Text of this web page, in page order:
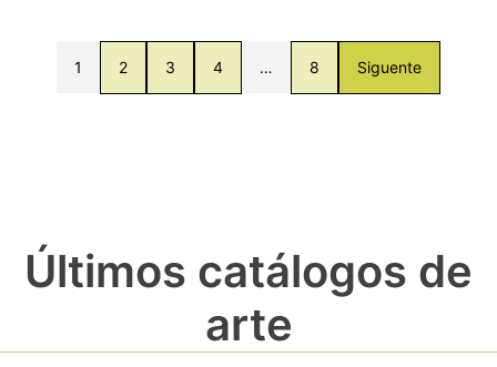
1 2 3 4 … 8 Siguente
Últimos catálogos de
arte